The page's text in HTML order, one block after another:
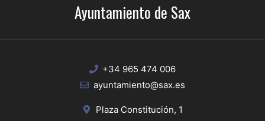
Ayuntamiento de Sax
+34 965 474 006
ayuntamiento@sax.es
Plaza Constitución, 1